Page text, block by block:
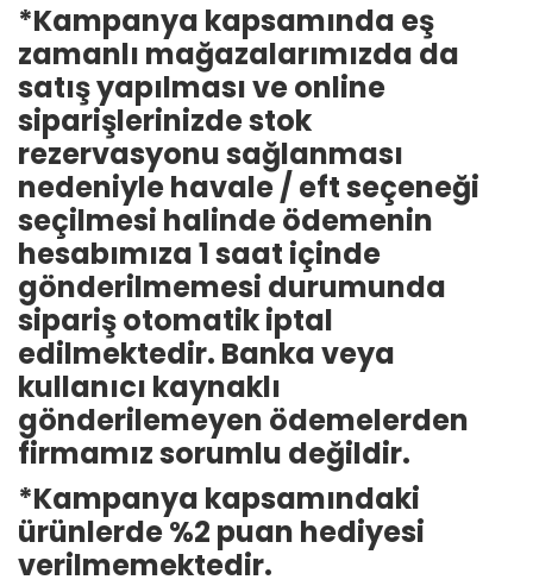
*Kampanya kapsamında eş
zamanlı mağazalarımızda da
satış yapılması ve online
siparişlerinizde stok
rezervasyonu sağlanması
nedeniyle havale / eft seçeneği
seçilmesi halinde ödemenin
hesabımıza 1 saat içinde
gönderilmemesi durumunda
sipariş otomatik iptal
edilmektedir. Banka veya
kullanıcı kaynaklı
gönderilemeyen ödemelerden
firmamız sorumlu değildir.
*Kampanya kapsamındaki
ürünlerde %2 puan hediyesi
verilmemektedir.